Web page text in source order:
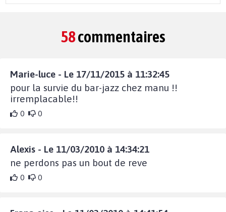
58commentaires
Marie-luce - Le 17/11/2015 à 11:32:45
pour la survie du bar-jazz chez manu !!
irremplacable!!
0 0
Alexis - Le 11/03/2010 à 14:34:21
ne perdons pas un bout de reve
0 0